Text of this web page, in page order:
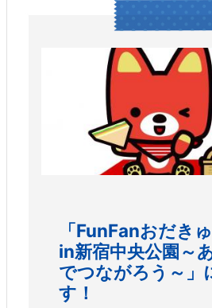
「FunFanおだき
in新宿中央公園～
でつながろう～」
す！